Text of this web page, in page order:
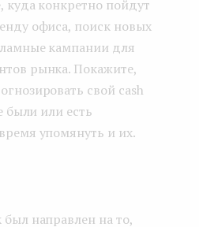
куда конкретно пойдут
офиса, поиск новых
кампании для
рынка. Покажите,
свой cash
были или есть
упомянуть и их.
направлен на то,